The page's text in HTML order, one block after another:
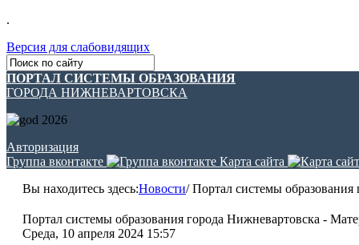
.
Версия для слабовидящих
ПОРТАЛ СИСТЕМЫ ОБРАЗОВАНИЯ
ГОРОДА НИЖНЕВАРТОВСКА
Авторизация
Группа вконтакте
Карта сайта
Вы находитесь здесь:Новости/Портал системы образования
Портал системы образования города Нижневартовска -
Среда, 10 апреля 2024 15:57